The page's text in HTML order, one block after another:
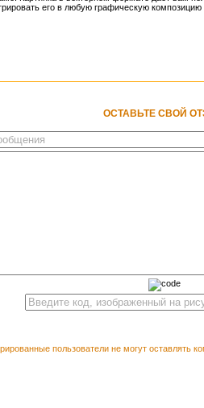
его в любую графическую
ОСТАВЬТЕ СВОЙ
пользователи не могут оставлять